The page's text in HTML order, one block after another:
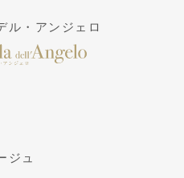
ル・アンジェロ
ジュ